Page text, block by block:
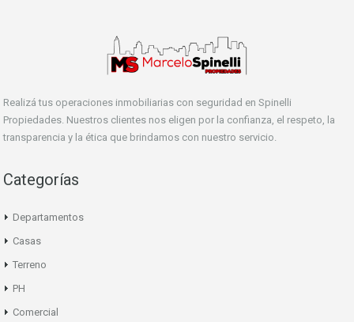
Realizá tus operaciones inmobiliarias con seguridad en Spinelli
Propiedades. Nuestros clientes nos eligen por la confianza, el respeto, la
transparencia y la ética que brindamos con nuestro servicio.
Categorías
Departamentos
Casas
Terreno
PH
Comercial